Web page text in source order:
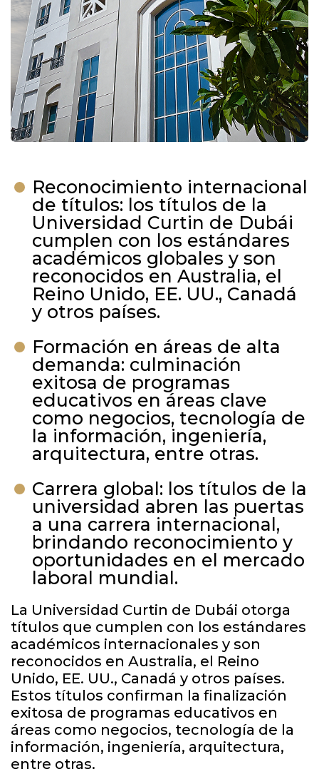
Reconocimiento internacional
de títulos: los títulos de la
Universidad Curtin de Dubái
cumplen con los estándares
académicos globales y son
reconocidos en Australia, el
Reino Unido, EE. UU., Canadá
y otros países.
Formación en áreas de alta
demanda: culminación
exitosa de programas
educativos en áreas clave
como negocios, tecnología de
la información, ingeniería,
arquitectura, entre otras.
Carrera global: los títulos de la
universidad abren las puertas
a una carrera internacional,
brindando reconocimiento y
oportunidades en el mercado
laboral mundial.
La Universidad Curtin de Dubái otorga
títulos que cumplen con los estándares
académicos internacionales y son
reconocidos en Australia, el Reino
Unido, EE. UU., Canadá y otros países.
Estos títulos confirman la finalización
exitosa de programas educativos en
áreas como negocios, tecnología de la
información, ingeniería, arquitectura,
entre otras.